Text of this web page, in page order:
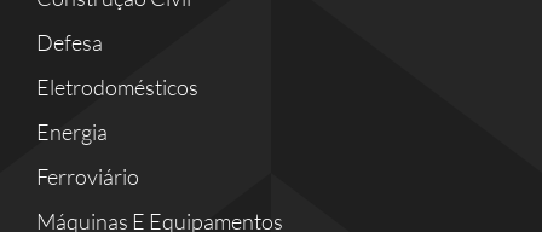
Defesa
Eletrodomésticos
Energia
Ferroviário
Máquinas E Equipamentos